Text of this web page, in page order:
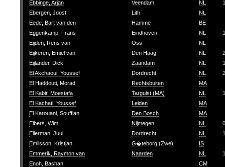
Ebbinge, Arjan
Veendam NL
Ebergen, Joost
Lith
NL
Eede, Bart van den
Hamme
BE
Eggenkamp, Frans
Eindhoven NL
Eijden, Rens van
Oss
NL
Eijkeren, Emiel van
Den Haag NL
Eijlander, Dick
Zaandam NL
El Akchaoui, Youssef
Dordrecht NL
El Haddouti, Morad
Rechtsbuiten
MA
El Kabir, Moestafa
Targuist (MA) NL
El Kachati, Youssef
Leiden
MA
El Karouani, Souffian
Den Bosch
MA
Elbers, Wim
Nijmegen NL
Ellerman, Juul
Dordrecht NL
Emilsson, Kristjan
G�teborg (Zwe)
IS
Emmerik, Raymon van
Naarden NL
Enoh, Bashan
CM